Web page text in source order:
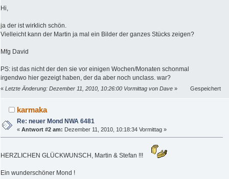
Hi,
ja der ist wirklich schön.
Vielleicht kann der Martin ja mal ein Bilder der ganzes Stücks zeigen?
Mfg David
PS: ist das nicht der den sie vor einigen Wochen/Monaten schonmal
irgendwo hier gezeigt haben, der da aber noch unclass. war?
« Letzte Änderung: Dezember 11, 2010, 10:26:00 Vormittag von Dave » Gespeichert
karmaka
Re: neuer Mond NWA 6481
«Antwort #2 am: Dezember 11, 2010, 10:18:34 Vormittag »
HERZLICHEN GLÜCKWUNSCH, Martin & Stefan !!!
Ein wunderschöner Mond !